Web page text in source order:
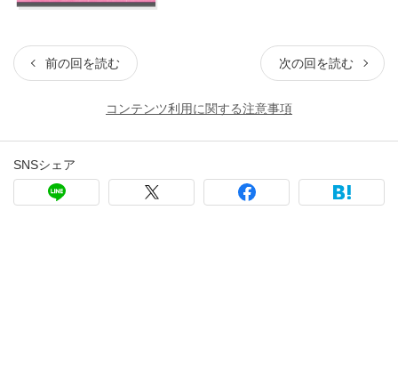
前の回を読む 次の回を読む
コンテンツ利用に関する注意事項
SNSシェア